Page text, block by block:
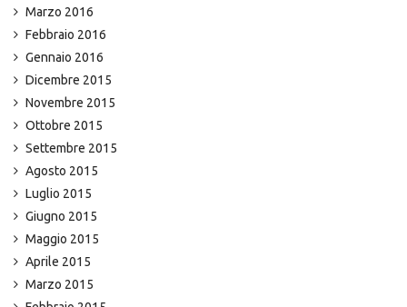
Marzo 2016
Febbraio 2016
Gennaio 2016
Dicembre 2015
Novembre 2015
Ottobre 2015
Settembre 2015
Agosto 2015
Luglio 2015
Giugno 2015
Maggio 2015
Aprile 2015
Marzo 2015